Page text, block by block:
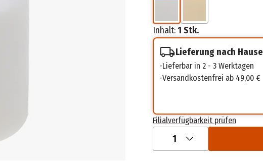
Inhalt:1 Stk.
Lieferung nach Hause
Lieferbar in 2 - 3 Werktagen
Versandkostenfrei ab 49,00 €
Filialverfügbarkeit prüfen
1